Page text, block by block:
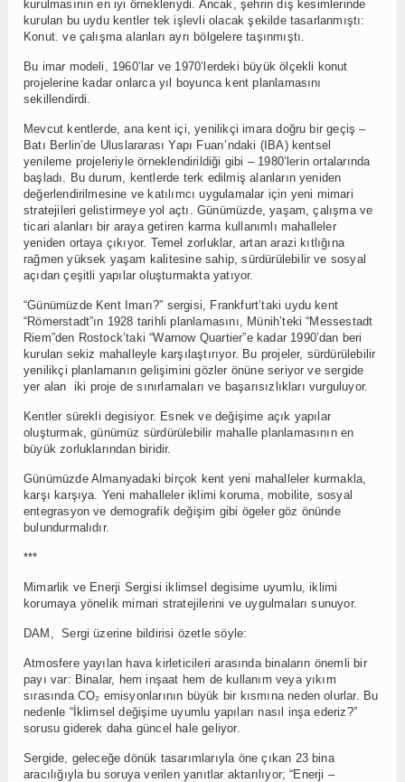
kurulmasının en iyi örnekleriydi. Ancak, şehrin dış kesimlerinde
kurulan bu uydu kentler tek işlevli olacak şekilde tasarlanmıştı:
Konut. ve çalışma alanları ayrı bölgelere taşınmıştı.
Bu imar modeli, 1960’lar ve 1970’lerdeki büyük ölçekli konut
projelerine kadar onlarca yıl boyunca kent planlamasını
sekillendirdi.
Mevcut kentlerde, ana kent içi, yenilikçi imara doğru bir geçiş –
Batı Berlin’de Uluslararası Yapı Fuarı’ndaki (IBA) kentsel
yenileme projeleriyle örneklendirildiği gibi – 1980’lerin ortalarında
başladı. Bu durum, kentlerde terk edilmiş alanların yeniden
değerlendirilmesine ve katılımcı uygulamalar için yeni mimari
stratejileri gelistirmeye yol açtı. Günümüzde, yaşam, çalışma ve
ticari alanları bir araya getiren karma kullanımlı mahalleler
yeniden ortaya çıkıyor. Temel zorluklar, artan arazi kıtlığına
rağmen yüksek yaşam kalitesine sahip, sürdürülebilir ve sosyal
açıdan çeşitli yapılar oluşturmakta yatıyor.
“Günümüzde Kent Imarı?” sergisi, Frankfurt’taki uydu kent
“Römerstadt”ın 1928 tarihli planlamasını, Münih’teki “Messestadt
Riem”den Rostock’taki “Warnow Quartier”e kadar 1990’dan beri
kurulan sekiz mahalleyle karşılaştırıyor. Bu projeler, sürdürülebilir
yenilikçi planlamanın gelişimini gözler önüne seriyor ve sergide
yer alan iki proje de sınırlamaları ve başarısızlıkları vurguluyor.
Kentler sürekli degisiyor. Esnek ve değişime açık yapılar
oluşturmak, günümüz sürdürülebilir mahalle planlamasının en
büyük zorluklarından biridir.
Günümüzde Almanyadaki birçok kent yeni mahalleler kurmakla,
karşı karşıya. Yeni mahalleler iklimi koruma, mobilite, sosyal
entegrasyon ve demografik değişim gibi ögeler göz önünde
bulundurmalıdır.
***
Mimarlik ve Enerji Sergisi iklimsel degisime uyumlu, iklimi
korumaya yönelik mimari stratejilerini ve uygulmaları sunuyor.
DAM, Sergi üzerine bildirisi özetle söyle:
Atmosfere yayılan hava kirleticileri arasında binaların önemli bir
payı var: Binalar, hem inşaat hem de kullanım veya yıkım
sırasında CO₂ emisyonlarının büyük bir kısmına neden olurlar. Bu
nedenle “İklimsel değişime uyumlu yapıları nasıl inşa ederiz?”
sorusu giderek daha güncel hale geliyor.
Sergide, geleceğe dönük tasarımlarıyla öne çıkan 23 bina
aracılığıyla bu soruya verilen yanıtlar aktarılıyor; “Enerji –